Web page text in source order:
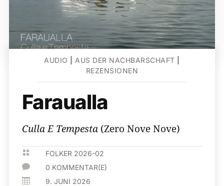
AUDIO AUS DER NACHBARSCHAFT
REZENSIONEN
Faraualla
Culla E Tempesta (Zero Nove Nove)
 FOLKER 2026-02
 0 KOMMENTAR(E)
 9. JUNI 2026